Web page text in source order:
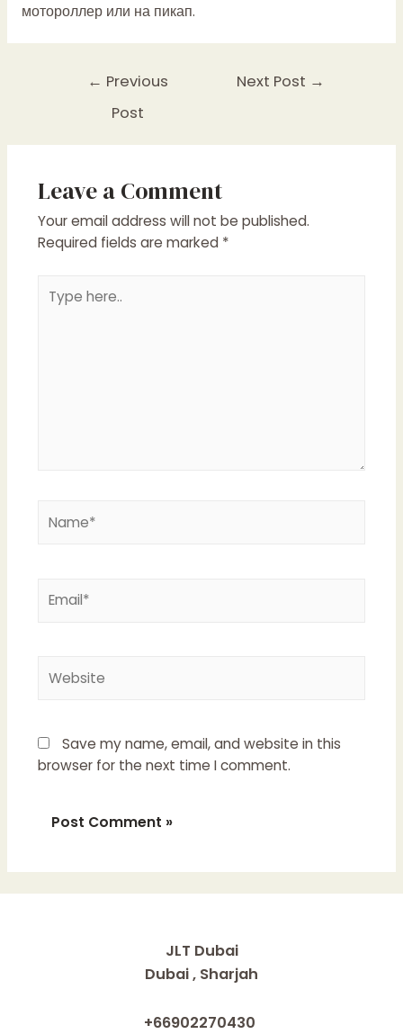
мотороллер или на пикап.
← Previous
Post
Next Post →
Leave a Comment
Your email address will not be published.
Required fields are marked *
here..
Save my name, email, and website in this
browser for the next time I comment.
JLT Dubai
Dubai , Sharjah
+66902270430